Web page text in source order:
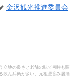
金沢観光推進委員会
立地の良さと老舗の味で何時も賑
飲ん兵衛が多い、元祖昼呑み居酒